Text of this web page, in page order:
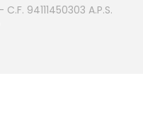
C.F. 94111450303 A.P.S.